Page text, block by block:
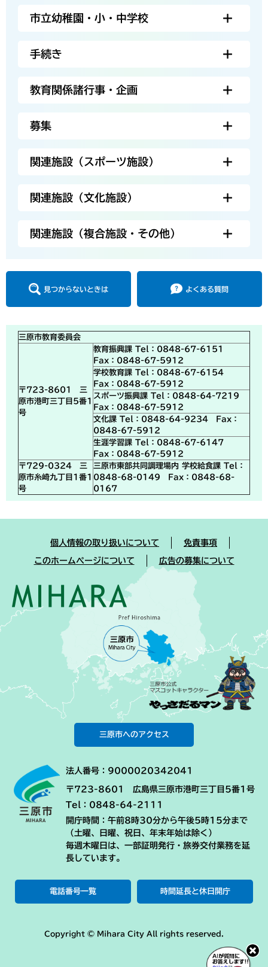
市立幼稚園・小・中学校
手続き
教育関係諸行事・企画
募集
関連施設（スポーツ施設）
関連施設（文化施設）
関連施設（複合施設・その他）
見つからないときは よくある質問
三原市教育委員会
〒723-8601 三
原市港町三丁目5番1
号
教育振興課 Tel：0848-67-6151
Fax：0848-67-5912
学校教育課 Tel：0848-67-6154
Fax：0848-67-5912
スポーツ振興課 Tel：0848-64-7219
Fax：0848-67-5912
文化課 Tel：0848-64-9234 Fax：
0848-67-5912
生涯学習課 Tel：0848-67-6147
Fax：0848-67-5912
〒729-0324 三
原市糸崎九丁目1番1
号
三原市東部共同調理場内 学校給食課 Tel：
0848-68-0149 Fax：0848-68-
0167
個人情報の取り扱いについて 免責事項
このホームページについて 広告の募集について
三原市へのアクセス
法人番号：9000020342041
〒723-8601 広島県三原市港町三丁目5番1号
Tel：0848-64-2111
開庁時間：午前8時30分から午後5時15分まで
（土曜、日曜、祝日、年末年始は除く）
毎週木曜日は、一部証明発行・旅券交付業務を延
長しています。
電話番号一覧 時間延長と休日開庁
Copyright © Mihara City All rights reserved.